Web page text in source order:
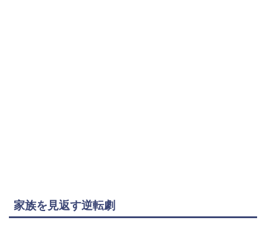
家族を見返す逆転劇